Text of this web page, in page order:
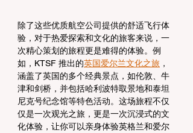
除了这些优质航空公司提供的舒适飞行体
验，对于热爱探索和文化的旅客来说，一
次精心策划的旅程更是难得的体验。例
如，KTSF 推出的英国爱尔兰文化之旅 ，
涵盖了英国的多个经典景点，如伦敦、牛
津和剑桥，并包括哈利波特取景地和泰坦
尼克号纪念馆等特色活动。这场旅程不仅
仅是一次观光之旅，更是一次沉浸式的文
化体验，让你可以亲身体验英格兰和爱尔